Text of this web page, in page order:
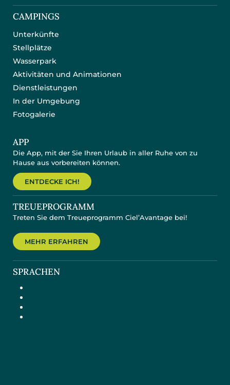
CAMPINGS
Unterkünfte
Stellplätze
Wasserpark
Aktivitäten und Animationen
Dienstleistungen
In der Umgebung
Fotogalerie
APP
Die App, mit der Sie Ihren Urlaub in aller Ruhe von zu
Hause aus vorbereiten können.
ENTDECKE ICH!
TREUEPROGRAMM
Treten Sie dem Treueprogramm Ciel’Avantage bei!
MEHR ERFAHREN
SPRACHEN